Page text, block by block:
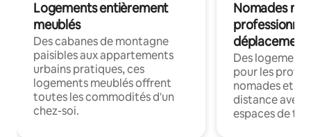
Logements entièrement
meublés
Des cabanes de montagne
paisibles aux appartements
urbains pratiques, ces
logements meublés offrent
toutes les commodités d'un
chez-soi.
Nomades
déplacement
Des
pour les
nomades et
distance avec
espaces de